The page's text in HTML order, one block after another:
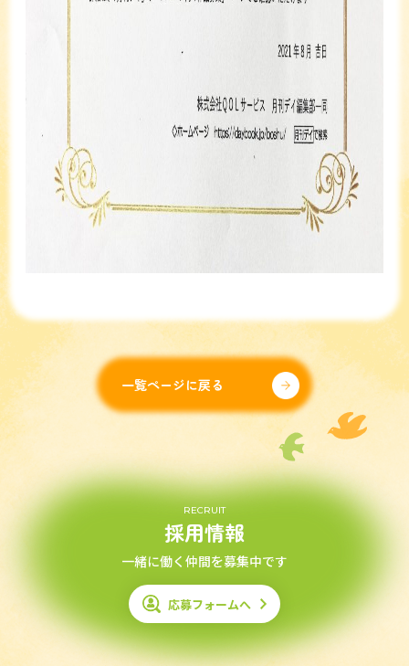
一覧ページに戻る
RECRUIT
採用情報
一緒に働く仲間を募集中です
応募フォームへ